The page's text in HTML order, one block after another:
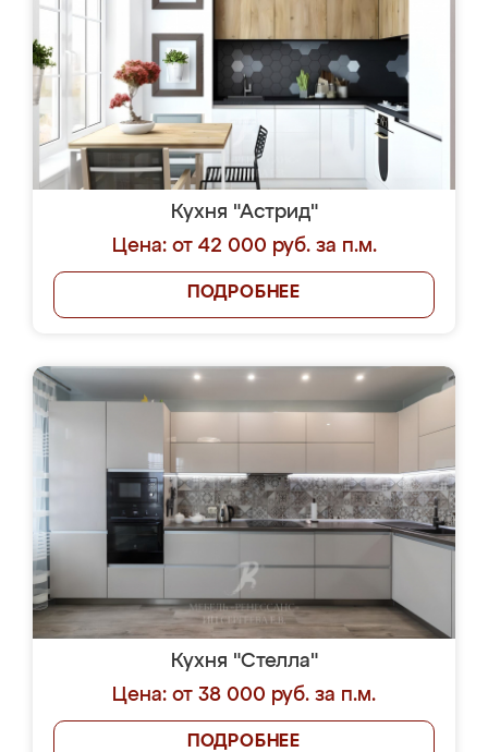
Кухня "Астрид"
Цена: от 42 000 руб. за п.м.
ПОДРОБНЕЕ
Кухня "Стелла"
Цена: от 38 000 руб. за п.м.
ПОДРОБНЕЕ